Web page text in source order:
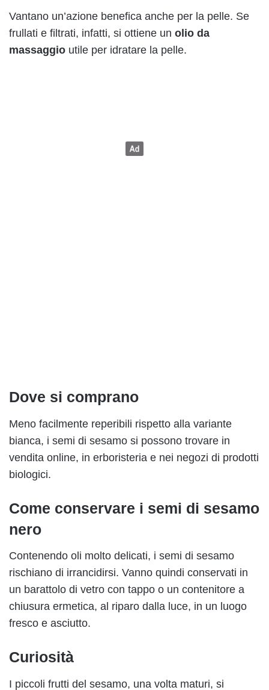
Vantano un’azione benefica anche per la pelle. Se
frullati e filtrati, infatti, si ottiene un olio da
massaggio utile per idratare la pelle.
Dove si comprano
Meno facilmente reperibili rispetto alla variante
bianca, i semi di sesamo si possono trovare in
vendita online, in erboristeria e nei negozi di prodotti
biologici.
Come conservare i semi di sesamo
nero
Contenendo oli molto delicati, i semi di sesamo
rischiano di irrancidirsi. Vanno quindi conservati in
un barattolo di vetro con tappo o un contenitore a
chiusura ermetica, al riparo dalla luce, in un luogo
fresco e asciutto.
Curiosità
I piccoli frutti del sesamo, una volta maturi, si